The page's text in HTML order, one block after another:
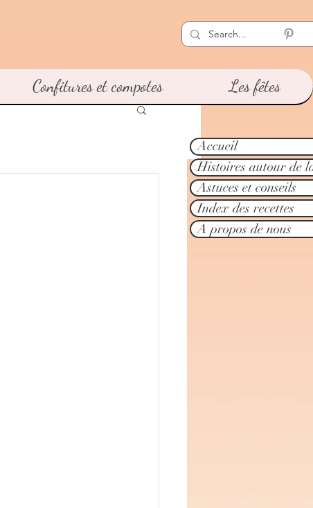
Confitures et compotes Les fêtes
Accueil
Histoires autour de
Astuces et conseils
Index des recettes
A propos de nous